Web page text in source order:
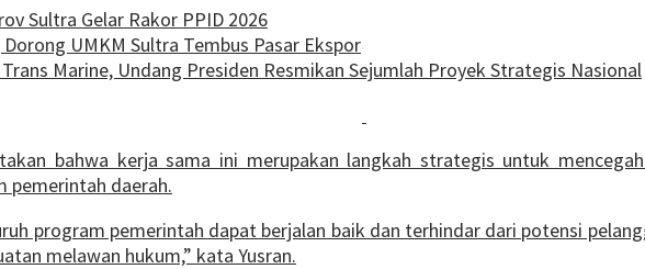
Sultra Gelar Rakor PPID 2026
UMKM Sultra Tembus Pasar Ekspor
Marine, Undang Presiden Resmikan Sejumlah Proyek Strategis Nasional
bahwa kerja sama ini merupakan langkah strategis untuk
pemerintah daerah.
program pemerintah dapat berjalan baik dan terhindar dari potensi
melawan hukum,” kata Yusran.